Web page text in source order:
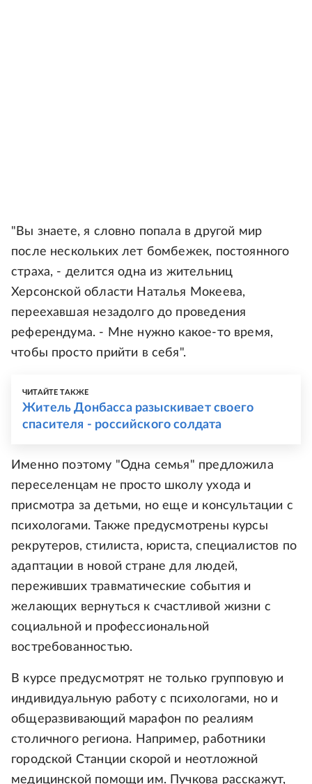
"Вы знаете, я словно попала в другой мир
после нескольких лет бомбежек, постоянного
страха, - делится одна из жительниц
Херсонской области Наталья Мокеева,
переехавшая незадолго до проведения
референдума. - Мне нужно какое-то время,
чтобы просто прийти в себя".
ЧИТАЙТЕ ТАКЖЕ
Житель Донбасса разыскивает своего
спасителя - российского солдата
Именно поэтому "Одна семья" предложила
переселенцам не просто школу ухода и
присмотра за детьми, но еще и консультации с
психологами. Также предусмотрены курсы
рекрутеров, стилиста, юриста, специалистов по
адаптации в новой стране для людей,
переживших травматические события и
желающих вернуться к счастливой жизни с
социальной и профессиональной
востребованностью.
В курсе предусмотрят не только групповую и
индивидуальную работу с психологами, но и
общеразвивающий марафон по реалиям
столичного региона. Например, работники
городской Cтанции скорой и неотложной
медицинской помощи им. Пучкова расскажут,